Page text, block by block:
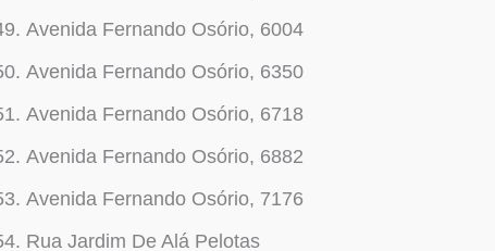
Avenida Fernando Osório, 6004
Avenida Fernando Osório, 6350
Avenida Fernando Osório, 6718
Avenida Fernando Osório, 6882
Avenida Fernando Osório, 7176
Rua Jardim De Alá Pelotas